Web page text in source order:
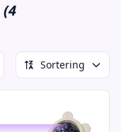
(4
Sortering